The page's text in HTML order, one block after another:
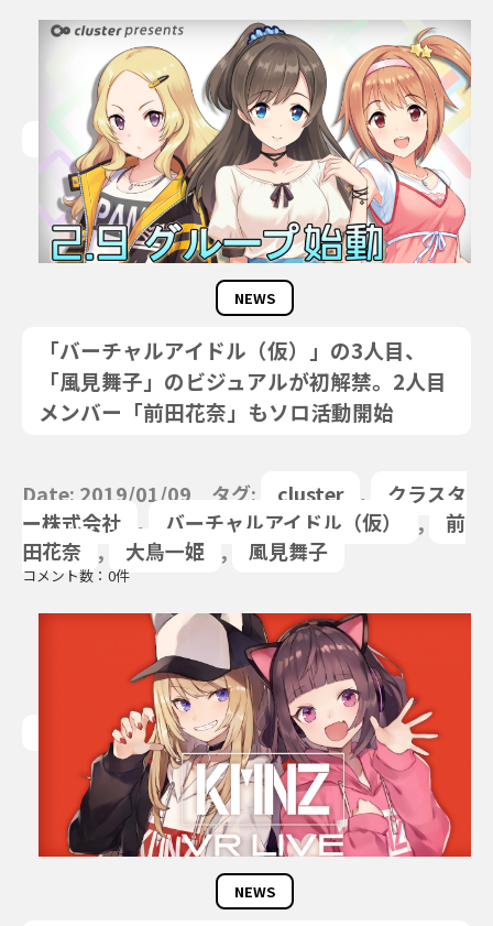
NEWS
「バーチャルアイドル（仮）」の3人目、
「風見舞子」のビジュアルが初解禁。2人目
メンバー「前田花奈」もソロ活動開始
Date: 2019/01/09 タグ: cluster ,
クラスタ
ー株式会社
, バーチャルアイドル（仮） ,
前
田花奈
, 大鳥一姫 , 風見舞子
コメント数：0件
NEWS